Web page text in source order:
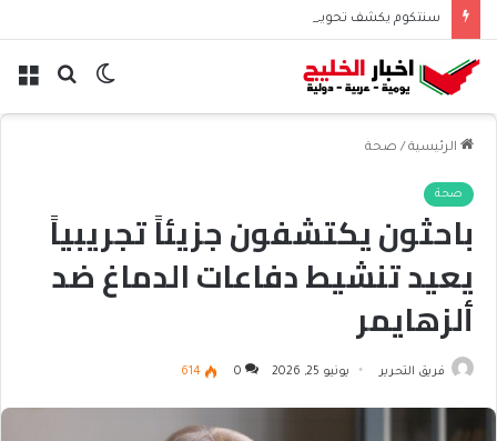
سنتكوم يكشف تحويل مسار 48 سفينة منذ استئناف حصار إيران
بحث الوضع
الرئيسية / صحة
صحة
باحثون يكتشفون جزيئاً تجريبياً
يعيد تنشيط دفاعات الدماغ ضد
ألزهايمر
فريق التحرير يونيو 25, 2026 0
614